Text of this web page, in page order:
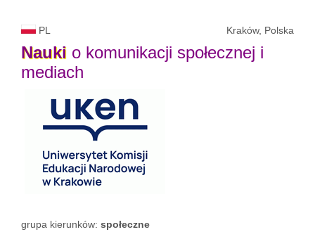
PL Kraków, Polska
Nauki o komunikacji społecznej i
mediach
grupa kierunków: społeczne